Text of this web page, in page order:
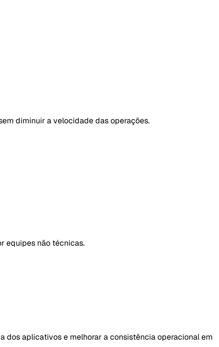
diminuir a velocidade das operações.
equipes não técnicas.
dos aplicativos e melhorar a consistência operacional em